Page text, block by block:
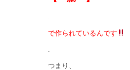
で作られているんです
つまり、